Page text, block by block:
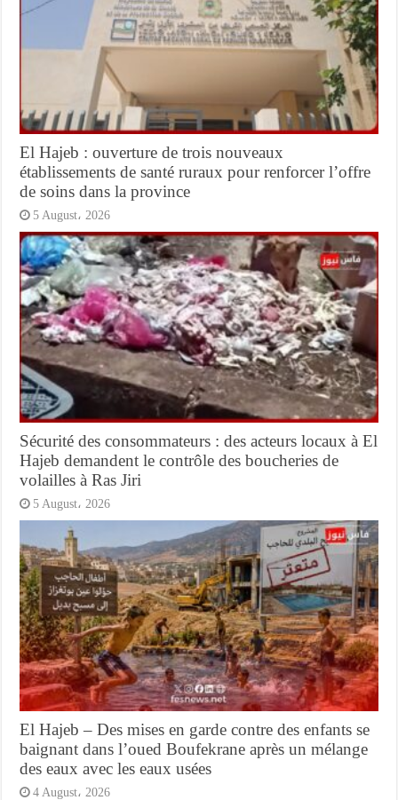
El Hajeb : ouverture de trois nouveaux
établissements de santé ruraux pour renforcer l’offre
de soins dans la province
5 August، 2026
Sécurité des consommateurs : des acteurs locaux à El
Hajeb demandent le contrôle des boucheries de
volailles à Ras Jiri
5 August، 2026
El Hajeb – Des mises en garde contre des enfants se
baignant dans l’oued Boufekrane après un mélange
des eaux avec les eaux usées
4 August، 2026